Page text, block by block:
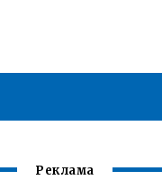
Реклама